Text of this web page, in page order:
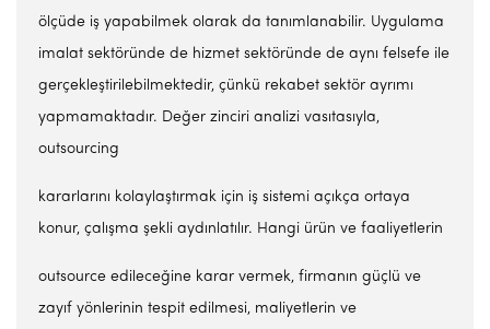
ölçüde iş yapabilmek olarak da tanımlanabilir. Uygulama
imalat sektöründe de hizmet sektöründe de aynı felsefe ile
gerçekleştirilebilmektedir, çünkü rekabet sektör ayrımı
yapmamaktadır. Değer zinciri analizi vasıtasıyla,
outsourcing
kararlarını kolaylaştırmak için iş sistemi açıkça ortaya
konur, çalışma şekli aydınlatılır. Hangi ürün ve faaliyetlerin
outsource edileceğine karar vermek, firmanın güçlü ve
zayıf yönlerinin tespit edilmesi, maliyetlerin ve